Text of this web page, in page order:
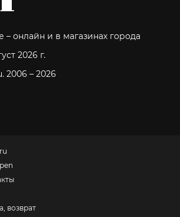
– онлайн и в магазинах города
2026 г.
2006 – 2026
возврат